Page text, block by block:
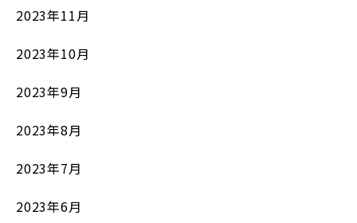
2023年11月
2023年10月
2023年9月
2023年8月
2023年7月
2023年6月